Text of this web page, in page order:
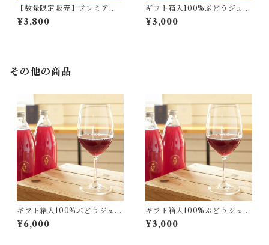
【数量限定販売】プレミアム
ロゼぶどうジュース(1本)
¥3,800
ギフト箱入100%ぶどうジュー
ス(1本)
¥3,000
その他の商品
ギフト箱入100%ぶどうジュー
ス(2本)
¥6,000
ギフト箱入100%ぶどうジュー
ス(1本)
¥3,000